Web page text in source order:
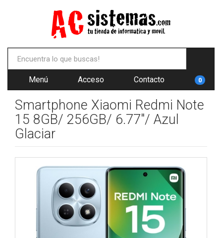
Menú Acceso Contacto 0
Smartphone Xiaomi Redmi Note
15 8GB/ 256GB/ 6.77"/ Azul
Glaciar